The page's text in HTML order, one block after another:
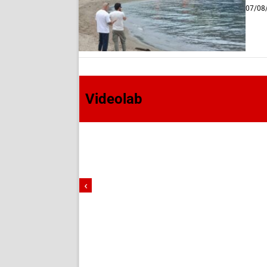
07/
Videolab
‹